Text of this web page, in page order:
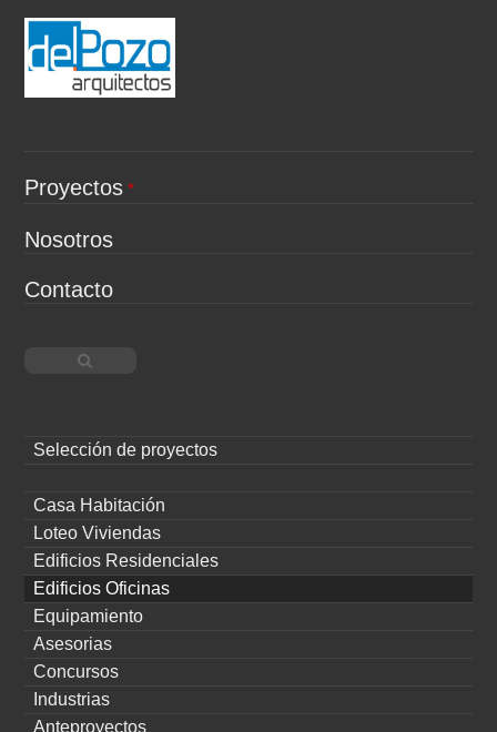
Proyectos
Nosotros
Contacto
Selección de proyectos
Casa Habitación
Loteo Viviendas
Edificios Residenciales
Edificios Oficinas
Equipamiento
Asesorias
Concursos
Industrias
Anteproyectos